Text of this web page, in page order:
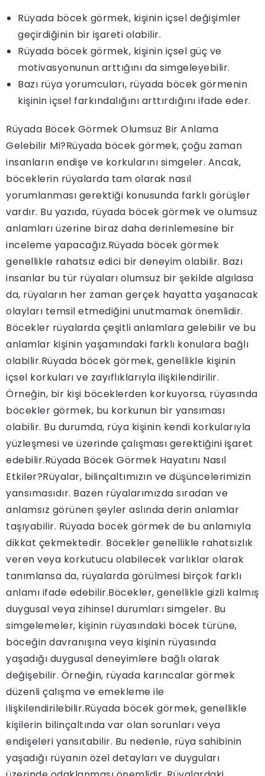
Rüyada böcek görmek, kişinin içsel değişimler
geçirdiğinin bir işareti olabilir.
Rüyada böcek görmek, kişinin içsel güç ve
motivasyonunun arttığını da simgeleyebilir.
Bazı rüya yorumcuları, rüyada böcek görmenin
kişinin içsel farkındalığını arttırdığını ifade eder.
Rüyada Böcek Görmek Olumsuz Bir Anlama
Gelebilir Mi?Rüyada böcek görmek, çoğu zaman
insanların endişe ve korkularını simgeler. Ancak,
böceklerin rüyalarda tam olarak nasıl
yorumlanması gerektiği konusunda farklı görüşler
vardır. Bu yazıda, rüyada böcek görmek ve olumsuz
anlamları üzerine biraz daha derinlemesine bir
inceleme yapacağız.Rüyada böcek görmek
genellikle rahatsız edici bir deneyim olabilir. Bazı
insanlar bu tür rüyaları olumsuz bir şekilde algılasa
da, rüyaların her zaman gerçek hayatta yaşanacak
olayları temsil etmediğini unutmamak önemlidir.
Böcekler rüyalarda çeşitli anlamlara gelebilir ve bu
anlamlar kişinin yaşamındaki farklı konulara bağlı
olabilir.Rüyada böcek görmek, genellikle kişinin
içsel korkuları ve zayıflıklarıyla ilişkilendirilir.
Örneğin, bir kişi böceklerden korkuyorsa, rüyasında
böcekler görmek, bu korkunun bir yansıması
olabilir. Bu durumda, rüya kişinin kendi korkularıyla
yüzleşmesi ve üzerinde çalışması gerektiğini işaret
edebilir.Rüyada Böcek Görmek Hayatını Nasıl
Etkiler?Rüyalar, bilinçaltımızın ve düşüncelerimizin
yansımasıdır. Bazen rüyalarımızda sıradan ve
anlamsız görünen şeyler aslında derin anlamlar
taşıyabilir. Rüyada böcek görmek de bu anlamıyla
dikkat çekmektedir. Böcekler genellikle rahatsızlık
veren veya korkutucu olabilecek varlıklar olarak
tanımlansa da, rüyalarda görülmesi birçok farklı
anlamı ifade edebilir.Böcekler, genellikle gizli kalmış
duygusal veya zihinsel durumları simgeler. Bu
simgelemeler, kişinin rüyasındaki böcek türüne,
böceğin davranışına veya kişinin rüyasında
yaşadığı duygusal deneyimlere bağlı olarak
değişebilir. Örneğin, rüyada karıncalar görmek
düzenli çalışma ve emekleme ile
ilişkilendirilebilir.Rüyada böcek görmek, genellikle
kişilerin bilinçaltında var olan sorunları veya
endişeleri yansıtabilir. Bu nedenle, rüya sahibinin
yaşadığı rüyanın özel detayları ve duyguları